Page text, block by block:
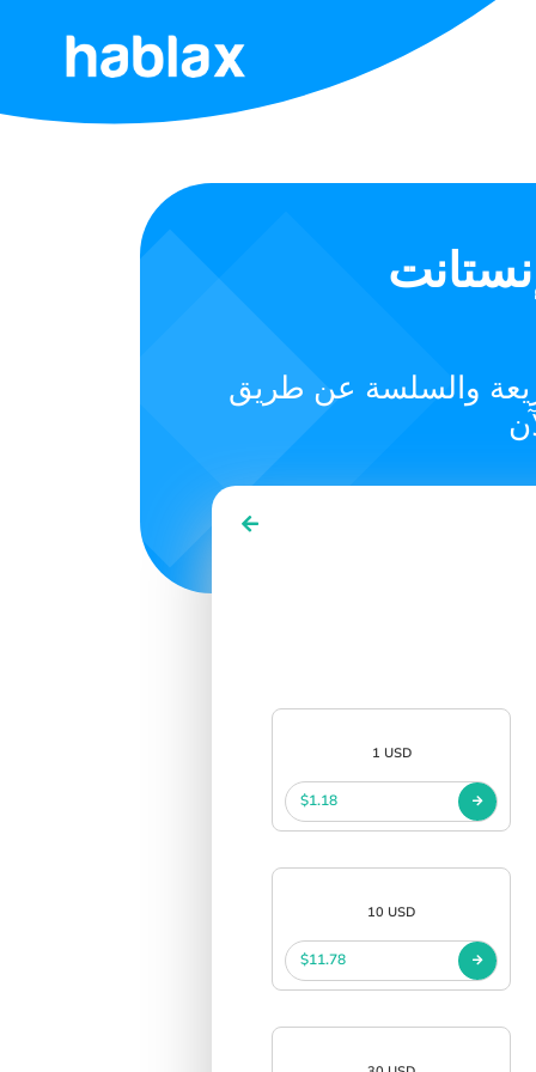
الرئيسية
SIGN UP
والسلسة عن طريق
1 USD
$1.18
10 USD
$11.78